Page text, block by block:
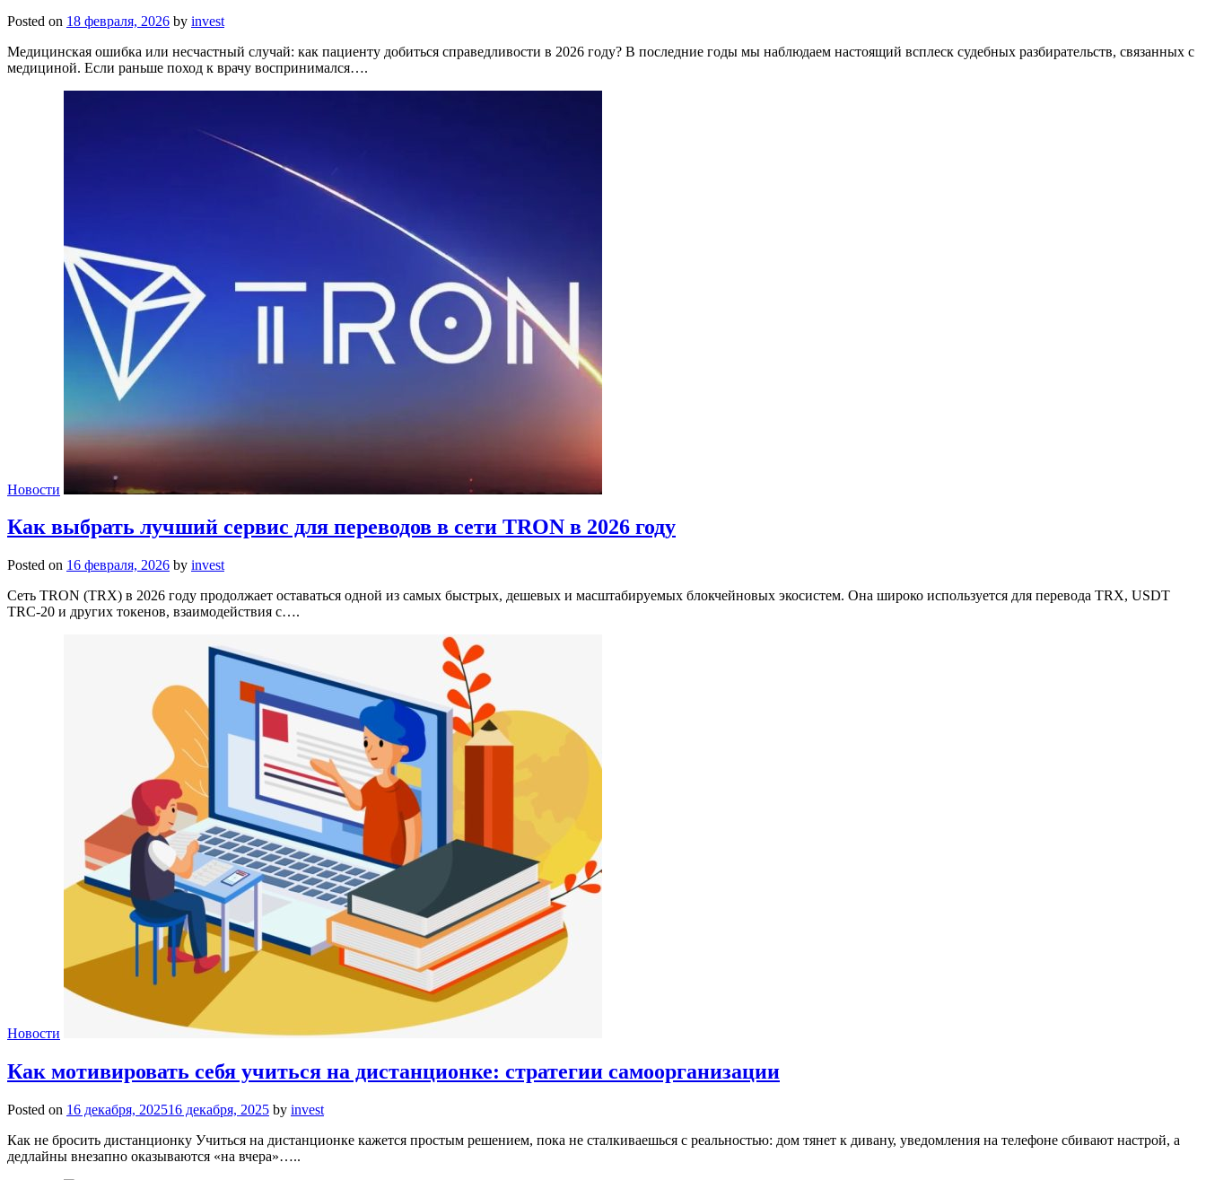
Posted on 18 февраля, 2026 by invest
Медицинская ошибка или несчастный случай: как пациенту добиться справедливости в 2026 году? В последние годы мы наблюдаем настоящий всплеск судебных разбирательств, связанных с
медициной. Если раньше поход к врачу воспринимался….
Новости
Как выбрать лучший сервис для переводов в сети TRON в 2026 году
Posted on 16 февраля, 2026 by invest
Сеть TRON (TRX) в 2026 году продолжает оставаться одной из самых быстрых, дешевых и масштабируемых блокчейновых экосистем. Она широко используется для перевода TRX, USDT
TRC-20 и других токенов, взаимодействия с….
Новости
Как мотивировать себя учиться на дистанционке: стратегии самоорганизации
Posted on 16 декабря, 202516 декабря, 2025 by invest
Как не бросить дистанционку Учиться на дистанционке кажется простым решением, пока не сталкиваешься с реальностью: дом тянет к дивану, уведомления на телефоне сбивают настрой, а
дедлайны внезапно оказываются «на вчера»…..